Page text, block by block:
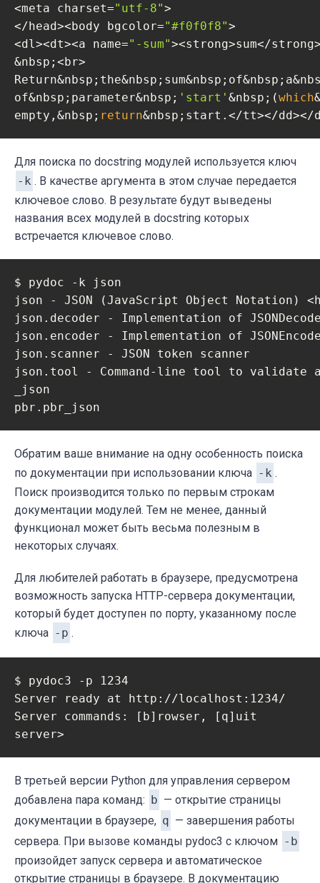
<meta charset="utf-8">
</head><body bgcolor="#f0f0f8">
<dl><dt><a name="-sum"><strong>sum</
&nbsp;<br>
of&nbsp;parameter&nbsp; 'start' &nbsp;(which
empty,&nbsp; return
Для поиска по docstring модулей используется ключ
-k . В качестве аргумента в этом случае передается
ключевое слово. В результате будут выведены
названия всех модулей в docstring которых
встречается ключевое слово.
$ pydoc -k json
json - JSON (JavaScript Object
json.decoder - Implementation of
json.encoder - Implementation of
json.scanner - JSON token scanner
json.tool - Command-line tool to validate
_json
pbr.pbr_json
Обратим ваше внимание на одну особенность поиска
по документации при использовании ключа -k .
Поиск производится только по первым строкам
документации модулей. Тем не менее, данный
функционал может быть весьма полезным в
некоторых случаях.
Для любителей работать в браузере, предусмотрена
возможность запуска HTTP-сервера документации,
который будет доступен по порту, указанному после
ключа -p .
$ pydoc3 -p 1234
Server ready at http://localhost:1234/
Server commands: [b]rowser, [q]uit
server>
В третьей версии Python для управления сервером
добавлена пара команд: b — открытие страницы
документации в браузере, q — завершения работы
сервера. При вызове команды pydoc3 с ключом -b
произойдет запуск сервера и автоматическое
открытие страницы в браузере. В документацию